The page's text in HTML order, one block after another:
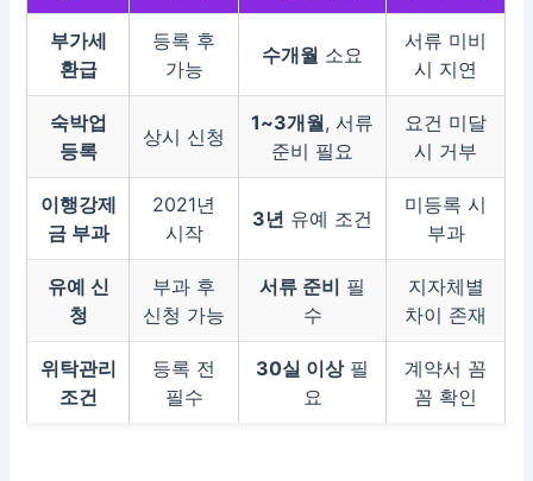
부가세
환급
등록 후
가능
수개월 소요
서류 미비
시 지연
숙박업
등록
상시 신청
1~3개월, 서류
준비 필요
요건 미달
시 거부
이행강제
금 부과
2021년
시작
3년 유예 조건
미등록 시
부과
유예 신
청
부과 후
신청 가능
서류 준비 필
수
지자체별
차이 존재
위탁관리
조건
등록 전
필수
30실 이상필
요
계약서 꼼
꼼 확인